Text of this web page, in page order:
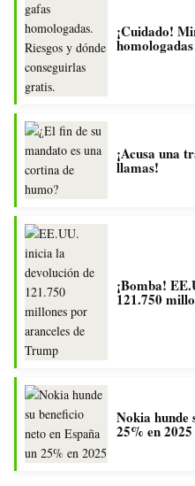
¡Cuidado!
¡Acusa una
llamas!
¡Bomba!
121.750
Nokia hunde
25% en 2025